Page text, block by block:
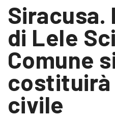
Siracusa.
di Lele
Comune
costituirà
civile